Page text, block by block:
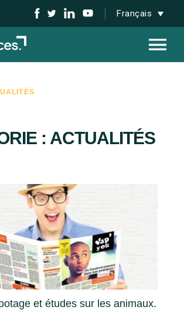
Français
: ACTUALITÉS
et études sur les animaux.